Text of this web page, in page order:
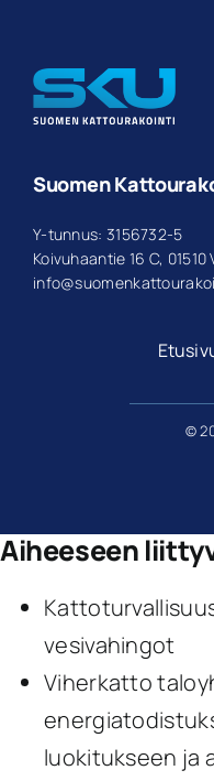
Suomen
Y-tunnus: 3156732-5
Koivuhaantie 16 C, 01510
©
Aiheeseen
vesivahingot
Viherkatto
luokitukseen ja